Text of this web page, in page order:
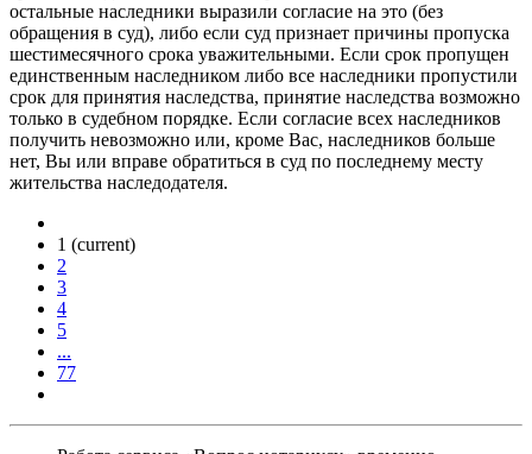
остальные наследники выразили согласие на это (без
обращения в суд), либо если суд признает причины пропуска
шестимесячного срока уважительными. Если срок пропущен
единственным наследником либо все наследники пропустили
срок для принятия наследства, принятие наследства возможно
только в судебном порядке. Если согласие всех наследников
получить невозможно или, кроме Вас, наследников больше
нет, Вы или вправе обратиться в суд по последнему месту
жительства наследодателя.
1 (current)
2
3
4
5
...
77